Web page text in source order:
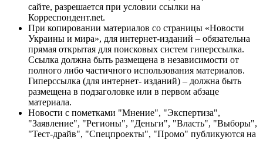
сайте, разрешается при условии ссылки на
Корреспондент.net.
При копировании материалов со страницы «Новости
Украины и мира», для интернет-изданий – обязательна
прямая открытая для поисковых систем гиперссылка.
Ссылка должна быть размещена в независимости от
полного либо частичного использования материалов.
Гиперссылка (для интернет- изданий) – должна быть
размещена в подзаголовке или в первом абзаце
материала.
Новости с пометками "Мнение", "Экспертиза",
"Заявление", "Регионы", "Деньги", "Власть", "Выборы",
"Тест-драйв", "Спецпроекты", "Промо" публикуются на